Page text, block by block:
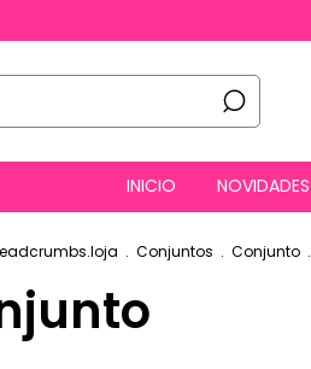
INICIO NOVIDADES
. Conjuntos . Conjunto .